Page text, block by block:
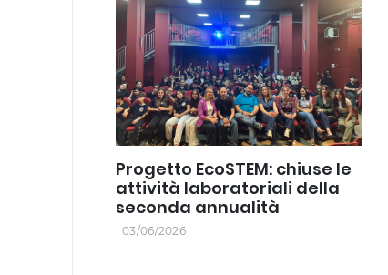
Progetto EcoSTEM: chiuse le
attività laboratoriali della
seconda annualità
03/06/2026